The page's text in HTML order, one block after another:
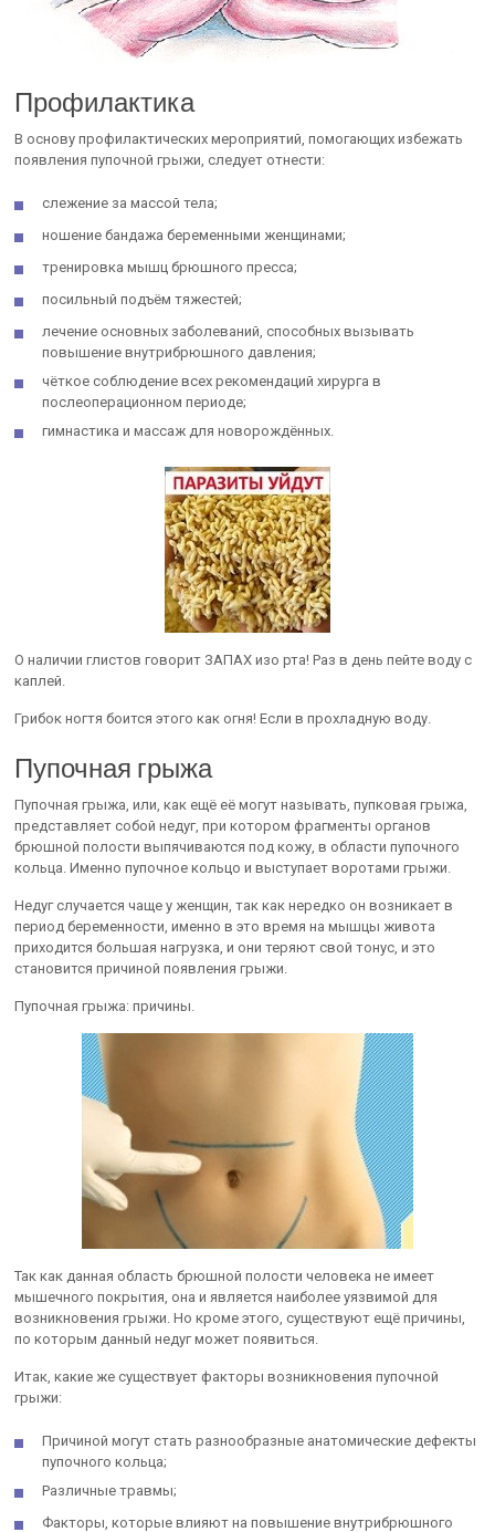
Профилактика
В основу профилактических мероприятий, помогающих избежать
появления пупочной грыжи, следует отнести:
слежение за массой тела;
ношение бандажа беременными женщинами;
тренировка мышц брюшного пресса;
посильный подъём тяжестей;
лечение основных заболеваний, способных вызывать
повышение внутрибрюшного давления;
чёткое соблюдение всех рекомендаций хирурга в
послеоперационном периоде;
гимнастика и массаж для новорождённых.
О наличии глистов говорит ЗАПАХ изо рта! Раз в день пейте воду с
каплей.
Грибок ногтя боится этого как огня! Если в прохладную воду.
Пупочная грыжа
Пупочная грыжа, или, как ещё её могут называть, пупковая грыжа,
представляет собой недуг, при котором фрагменты органов
брюшной полости выпячиваются под кожу, в области пупочного
кольца. Именно пупочное кольцо и выступает воротами грыжи.
Недуг случается чаще у женщин, так как нередко он возникает в
период беременности, именно в это время на мышцы живота
приходится большая нагрузка, и они теряют свой тонус, и это
становится причиной появления грыжи.
Пупочная грыжа: причины.
Так как данная область брюшной полости человека не имеет
мышечного покрытия, она и является наиболее уязвимой для
возникновения грыжи. Но кроме этого, существуют ещё причины,
по которым данный недуг может появиться.
Итак, какие же существует факторы возникновения пупочной
грыжи:
Причиной могут стать разнообразные анатомические дефекты
пупочного кольца;
Различные травмы;
Факторы, которые влияют на повышение внутрибрюшного